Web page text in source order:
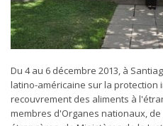
Du 4 au 6 décembre 2013, à
latino-américaine sur la
recouvrement des aliments à
membres d'Organes nationaux,